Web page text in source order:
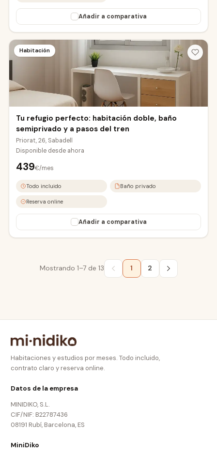
Añadir a comparativa
Habitación
Tu refugio perfecto: habitación doble, baño
semiprivado y a pasos del tren
Priorat, 26, Sabadell
Disponible desde ahora
439€/mes
Todo incluido Baño privado
Reserva online
Añadir a comparativa
Mostrando 1–7 de 13 1 2
Habitaciones y estudios por meses. Todo incluido,
contrato claro y reserva online.
Datos de la empresa
MINIDIKO, S.L.
CIF/NIF: B22787436
08191 Rubí, Barcelona, ES
MiniDiko